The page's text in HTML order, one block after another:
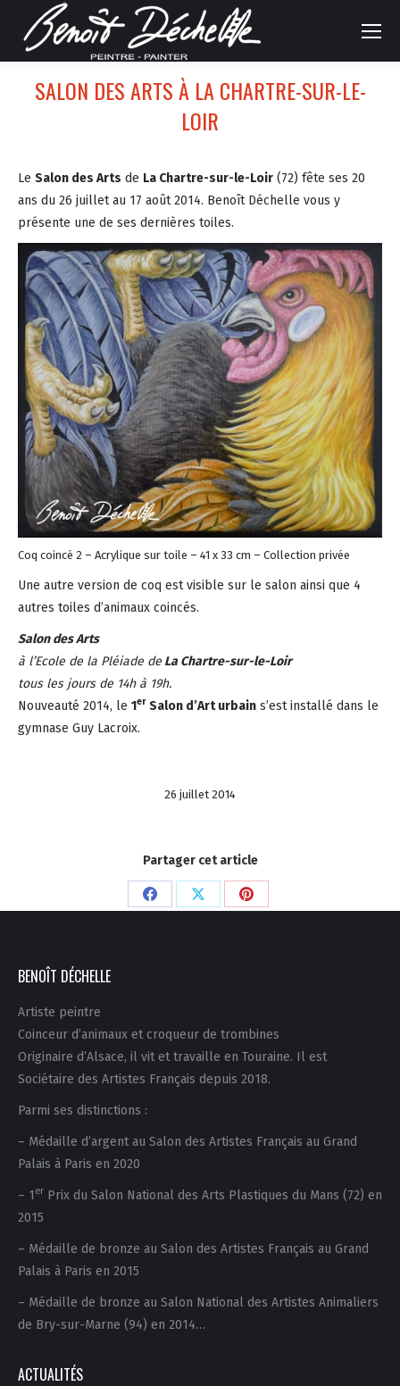
SALON DES ARTS À LA CHARTRE-SUR-LE-
LOIR
Le Salon des Arts de La Chartre-sur-le-Loir (72) fête ses 20
ans du 26 juillet au 17 août 2014. Benoît Déchelle vous y
présente une de ses dernières toiles.
Coq coincé 2 – Acrylique sur toile – 41 x 33 cm – Collection privée
Une autre version de coq est visible sur le salon ainsi que 4
autres toiles d’animaux coincés.
Salon des Arts
à l’Ecole de la Pléiade de La Chartre-sur-le-Loir
tous les jours de 14h à 19h.
Nouveauté 2014, le 1er Salon d’Art urbain s’est installé dans le
gymnase Guy Lacroix.
26 juillet 2014
Partager cet article
PartagerPartagerPartager
BENOÎT DÉCHELLE
Artiste peintre
Coinceur d’animaux et croqueur de trombines
Originaire d’Alsace, il vit et travaille en Touraine. Il est
Sociétaire des Artistes Français depuis 2018.
Parmi ses distinctions :
– Médaille d’argent au Salon des Artistes Français au Grand
Palais à Paris en 2020
– 1 er Prix du Salon National des Arts Plastiques du Mans (72) en
2015
– Médaille de bronze au Salon des Artistes Français au Grand
Palais à Paris en 2015
– Médaille de bronze au Salon National des Artistes Animaliers
de Bry-sur-Marne (94) en 2014…
ACTUALITÉS